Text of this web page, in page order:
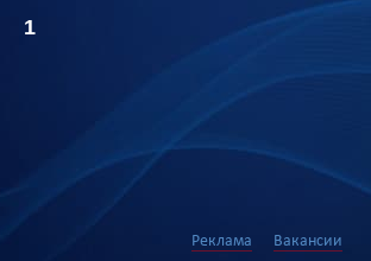
1
Реклама Вакансии